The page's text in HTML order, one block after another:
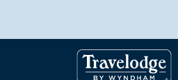
de Wyndham, además, gana puntos